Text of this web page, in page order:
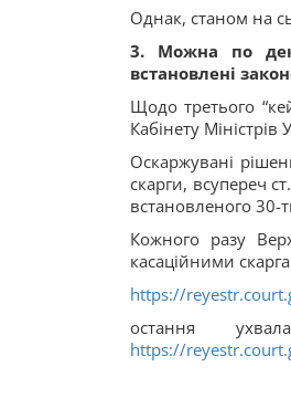
Однак, станом на
3. Можна по
встановлені
Щодо третього
Кабінету
Оскаржувані
скарги, всупереч
встановленого 30-
Кожного разу
касаційними
https://
остання
https://